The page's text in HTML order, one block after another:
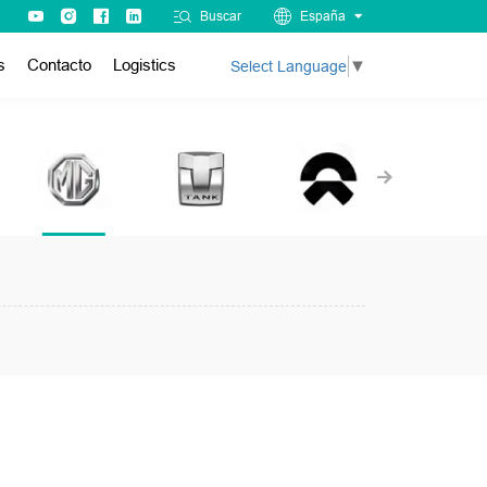
Buscar España
Contacto Logistics Select Language ▼